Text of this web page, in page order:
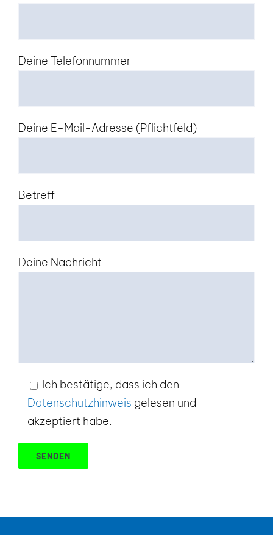
Deine Telefonnummer
Deine E-Mail-Adresse (Pflichtfeld)
Betreff
Deine Nachricht
Ich bestätige, dass ich den
Datenschutzhinweis gelesen und
akzeptiert habe.